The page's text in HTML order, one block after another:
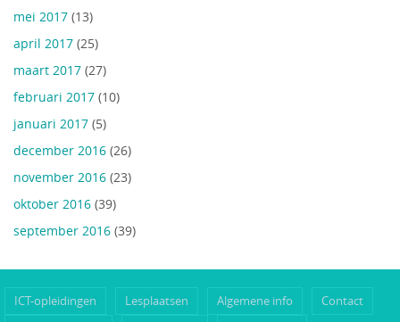
mei 2017 (13)
april 2017 (25)
maart 2017 (27)
februari 2017 (10)
januari 2017 (5)
december 2016 (26)
november 2016 (23)
oktober 2016 (39)
september 2016 (39)
ICT-opleidingen Lesplaatsen Algemene info
Contact